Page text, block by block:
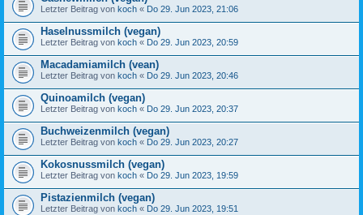
Letzter Beitrag von koch « Do 29. Jun 2023, 21:06
Haselnussmilch (vegan)
Letzter Beitrag von koch « Do 29. Jun 2023, 20:59
Macadamiamilch (vean)
Letzter Beitrag von koch « Do 29. Jun 2023, 20:46
Quinoamilch (vegan)
Letzter Beitrag von koch « Do 29. Jun 2023, 20:37
Buchweizenmilch (vegan)
Letzter Beitrag von koch « Do 29. Jun 2023, 20:27
Kokosnussmilch (vegan)
Letzter Beitrag von koch « Do 29. Jun 2023, 19:59
Pistazienmilch (vegan)
Letzter Beitrag von koch « Do 29. Jun 2023, 19:51